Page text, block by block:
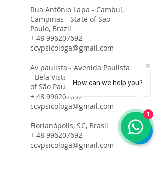
Rua Antônio Lapa - Cambuí,
Campinas - State of São
Paulo, Brazil
+ 48 996207692
ccvpsicologa@gmail.com
Av paulista - Avenida Paulista
- Bela Vista, São Paulo - State
of São Paulo, Brazil
+ 48 996207692
ccvpsicologa@gmail.com
Florianópolis, SC, Brasil
+ 48 996207692
ccvpsicologa@gmail.com
How can we help you?
1